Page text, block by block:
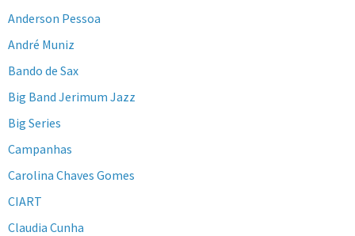
Anderson Pessoa
André Muniz
Bando de Sax
Big Band Jerimum Jazz
Big Series
Campanhas
Carolina Chaves Gomes
CIART
Claudia Cunha